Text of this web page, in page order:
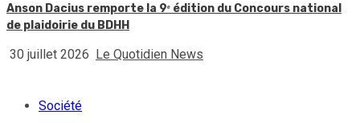
Anson Dacius remporte la 9ᵉ édition du Concours national
de plaidoirie du BDHH
30 juillet 2026 Le Quotidien News
Société